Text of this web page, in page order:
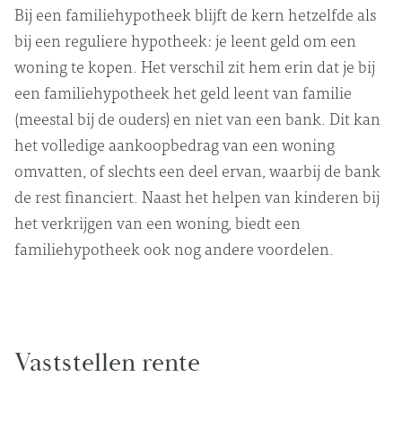
Bij een familiehypotheek blijft de kern hetzelfde als
bij een reguliere hypotheek: je leent geld om een
woning te kopen. Het verschil zit hem erin dat je bij
een familiehypotheek het geld leent van familie
(meestal bij de ouders) en niet van een bank. Dit kan
het volledige aankoopbedrag van een woning
omvatten, of slechts een deel ervan, waarbij de bank
de rest financiert. Naast het helpen van kinderen bij
het verkrijgen van een woning, biedt een
familiehypotheek ook nog andere voordelen.
Vaststellen rente